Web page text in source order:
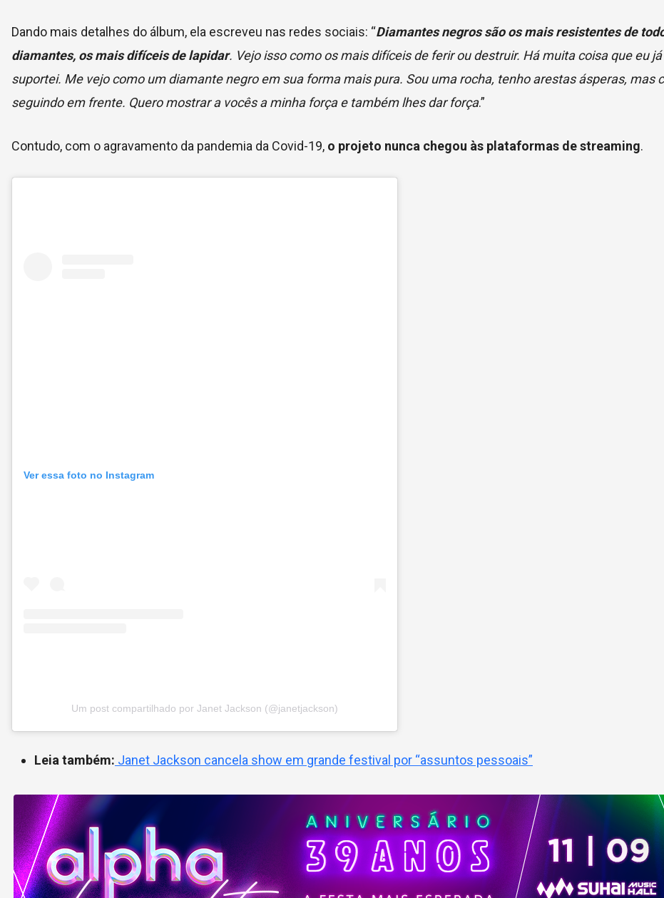
Dando mais detalhes do álbum, ela escreveu nas redes sociais: “Diamantes negros são os mais resistentes de
diamantes, os mais difíceis de lapidar. Vejo isso como os mais difíceis de ferir ou destruir. Há muita coisa que eu já
suportei. Me vejo como um diamante negro em sua forma mais pura. Sou uma rocha, tenho arestas ásperas, mas
seguindo em frente. Quero mostrar a vocês a minha força e também lhes dar força.”
Contudo, com o agravamento da pandemia da Covid-19, o projeto nunca chegou às plataformas de streaming.
Ver essa foto no Instagram
Um post compartilhado por Janet Jackson (@janetjackson)
Leia também: Janet Jackson cancela show em grande festival por “assuntos pessoais”